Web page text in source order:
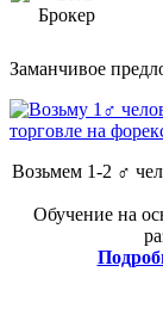
Заманчивое
Возьмем 1-2 ‍♂️
Обучение на